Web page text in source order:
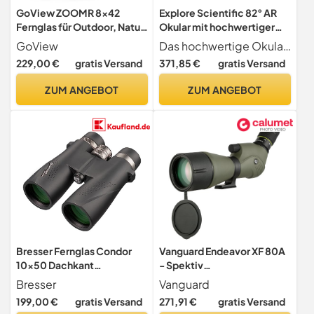
GoView ZOOMR 8x42
Fernglas für Outdoor, Natur,
Tierbeobachtung, Reise (8-
Fach Zoom, großes
Sehfeld, inkl. Zubehör-Set)
GoView
229,00 € gratis Versand
ZUM ANGEBOT
Explore Scientific 82° AR
Okular mit hochwertiger
Mehrschichtvergütung,
wasserdicht mit Schutzgas
gefüllt
Das hochwertige Okular ist besitzt ein großes und enorm scharfes Eigengesichtsfeld von 82 , ist wasserdicht und mit Schutzgas gefüllt. Die Gasfüllung verhindert das Beschlagen und Eindringen von Staub und Feuchtigkeit.
371,85 € gratis Versand
ZUM ANGEBOT
Bresser Fernglas Condor
10x50 Dachkant
wasserdicht mit
Stickstofffüllung und UR-
Mehrschichtvergütung für
Bresser
199,00 € gratis Versand
Vanguard Endeavor XF 80A
- Spektiv
(Natur/Beobachtung)
Vanguard
271,91 € gratis Versand